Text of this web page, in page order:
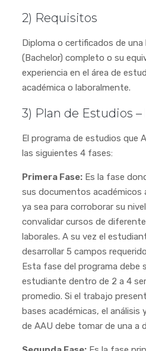
2) Requisitos
Diploma o certificados de
(Bachelor) completo o su
experiencia en el área de
académica o laboralmente.
3) Plan de Estudios
El programa de estudios que
las siguientes 4 fases:
Primera Fase:Es la fase
sus documentos académicos
ya sea para corroborar su
convalidar cursos de
laborales. A su vez el
desarrollar 5 campos
Esta fase del programa debe
estudiante dentro de 2 a 4
promedio. Si el trabajo
bases académicas, el análisis
de AAU debe tomar de una a